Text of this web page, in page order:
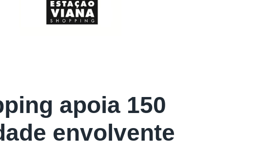
apoia 150
envolvente